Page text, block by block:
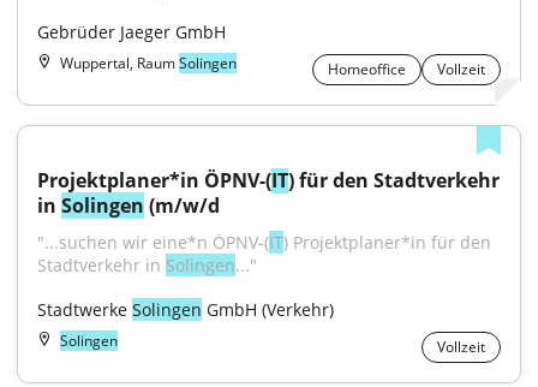
Gebrüder Jaeger GmbH
Wuppertal, RaumSolingen Homeoffice Vollzeit
Projektplaner*in ÖPNV-(IT) für den Stadtverkehr
in Solingen (m/w/d
"...suchen wir eine*n ÖPNV-(IT) Projektplaner*in für den
Stadtverkehr in Solingen..."
Stadtwerke Solingen GmbH (Verkehr)
Solingen Vollzeit